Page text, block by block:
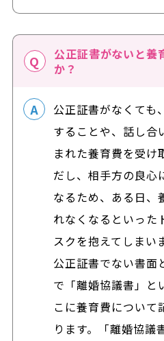
公正証書がないと養
か？
公正証書がなくても
することや、話し合
まれた養育費を受け
だし、相手方の良心
なるため、ある日、
れなくなるといった
スクを抱えてしまい
公正証書でない書面
で「離婚協議書」と
こに養育費について
ります。「離婚協議